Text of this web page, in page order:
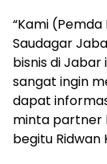
“Kami
Saudagar
bisnis di Jabar
sangat ingin
dapat
minta partner
begitu Ridwan